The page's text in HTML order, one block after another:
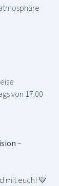
von 17:00
–
mit euch! 💙